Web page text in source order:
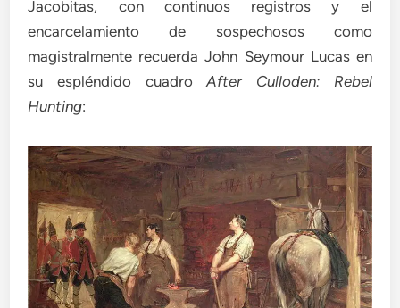
Jacobitas, con continuos registros y el
encarcelamiento de sospechosos como
magistralmente recuerda John Seymour Lucas en
su espléndido cuadroAfter Culloden: Rebel
Hunting: